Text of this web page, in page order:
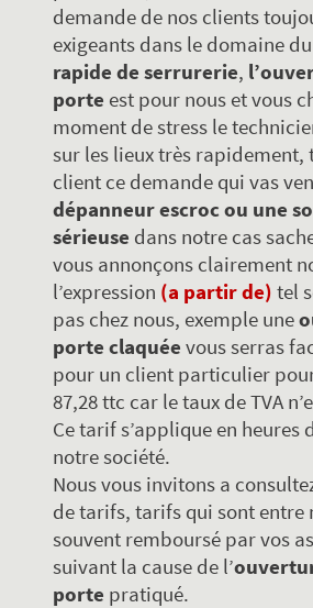
demande de nos clients
exigeants dans le domaine du
rapide de serrurerie,
porte est pour nous et vous
moment de stress le
sur les lieux très rapidement,
client ce demande qui vas
dépanneur escroc ou une
sérieuse dans notre cas
vous annonçons clairement
l’expression (a partir de) tel
pas chez nous, exemple une
porte claquée vous serras
pour un client particulier
87,28 ttc car le taux de TVA
Ce tarif s’applique en heures
notre société.
Nous vous invitons a
de tarifs, tarifs qui sont entre
souvent remboursé par vos
suivant la cause de l’
porte pratiqué.